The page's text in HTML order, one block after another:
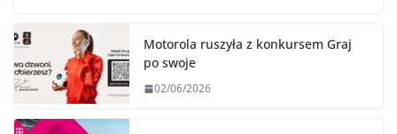
Motorola ruszyła z konkursem Graj
po swoje
02/06/2026